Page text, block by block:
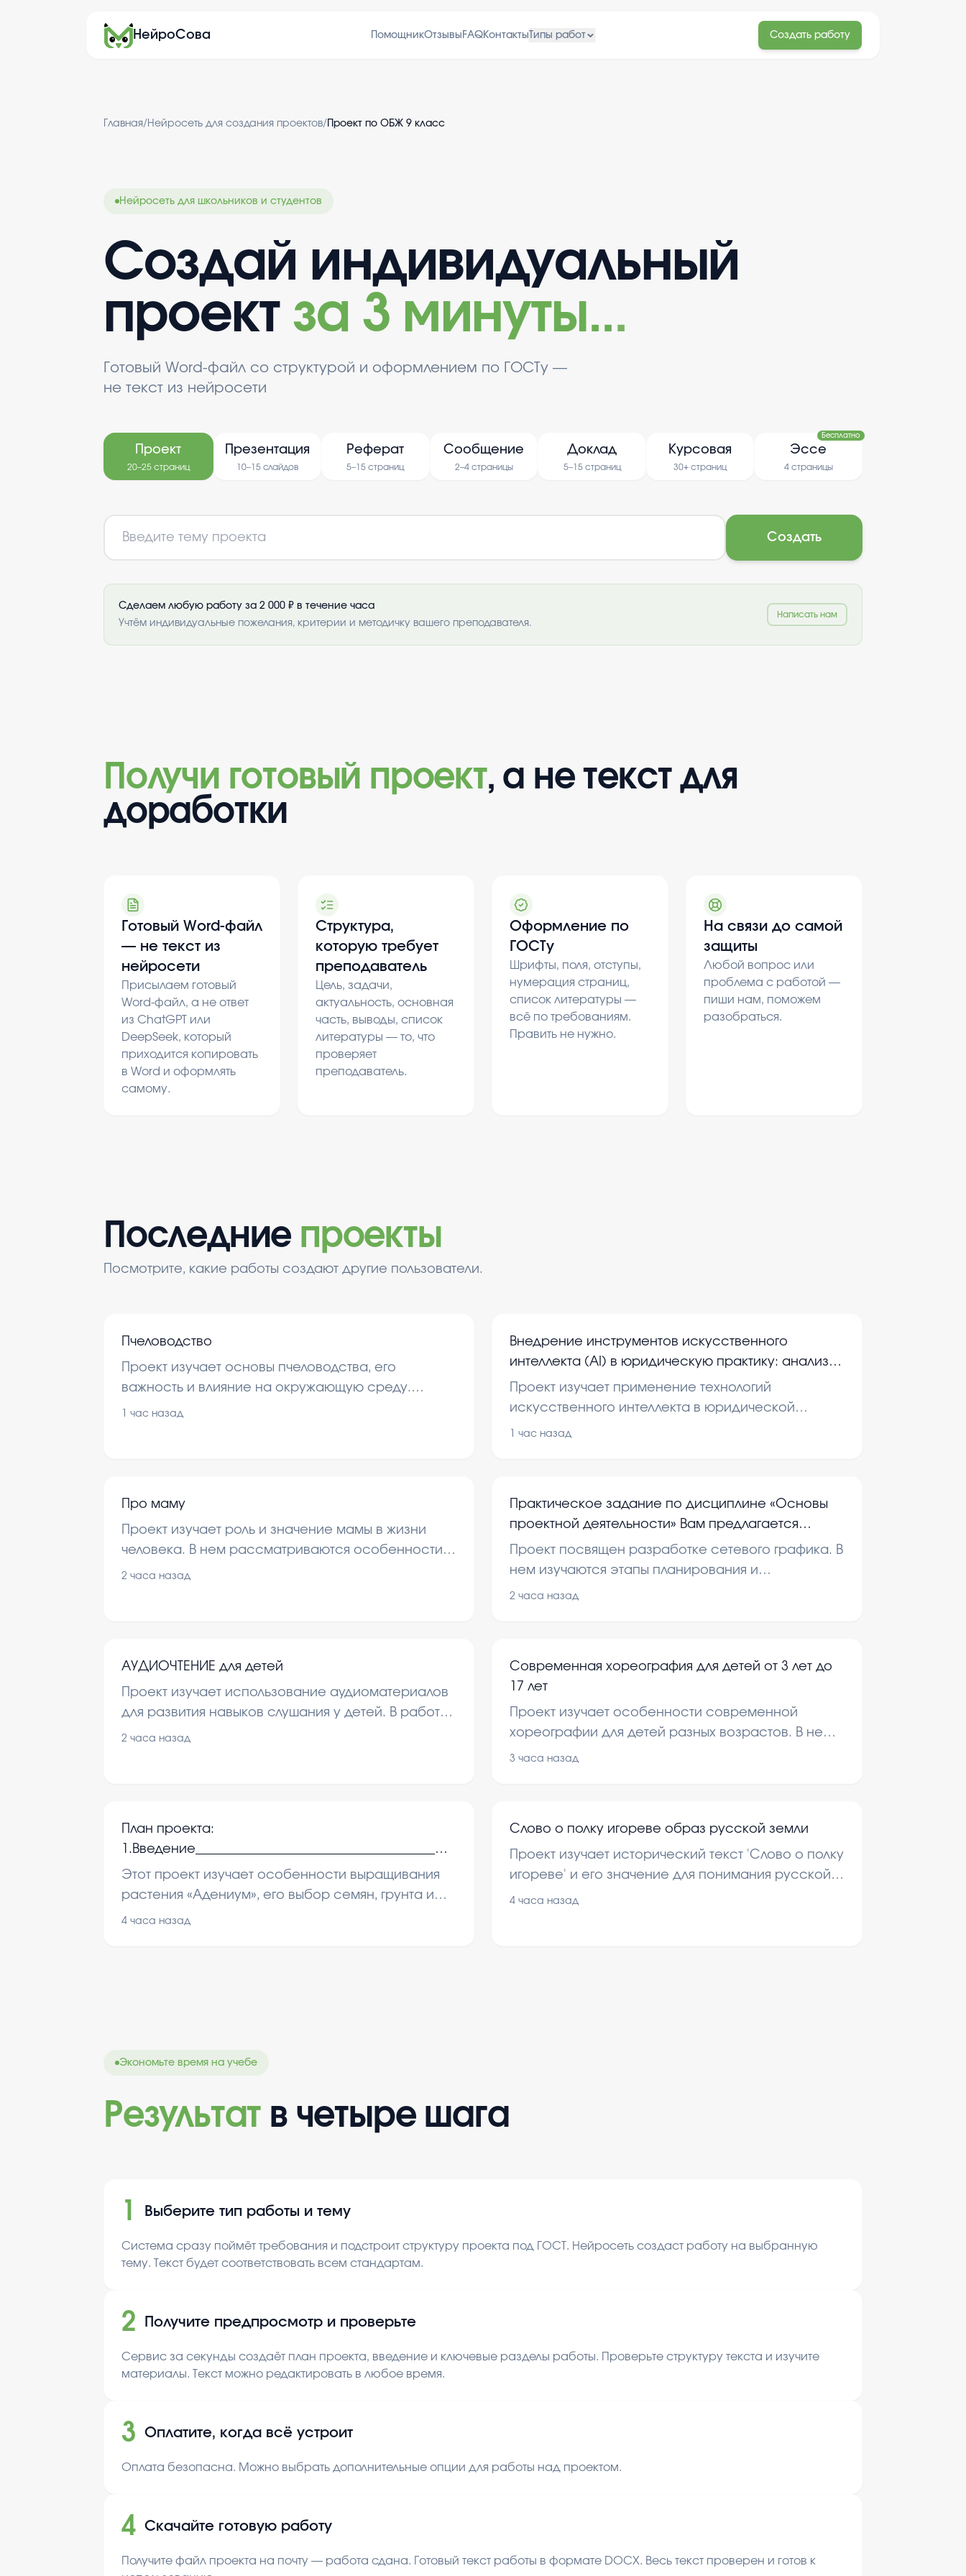
НейроСова ПомощникОтзывы FAQКонтакты Типы работ Создать работу
Главная/ Нейросеть для создания проектов/ Проект по ОБЖ 9 класс
Нейросеть для школьников и студентов
Создай индивидуальный
проект за 3 минуты...
Готовый Word-файл со структурой и оформлением по ГОСТу —
не текст из нейросети
Проект
20–25 страниц
Презентация
10–15 слайдов
Реферат
5–15 страниц
Сообщение
2–4 страницы
Доклад
5–15 страниц
Курсовая
30+ страниц
Эссе
4 страницы
Бесплатно
Создать
Сделаем любую работу за 2 000 ₽ в течение часа
Учтём индивидуальные пожелания, критерии и методичку вашего преподавателя.
Написать нам
Получи готовый проект, а не текст для
доработки
Готовый Word-файл
— не текст из
нейросети
Присылаем готовый
Word-файл, а не ответ
из ChatGPT или
DeepSeek, который
приходится копировать
в Word и оформлять
самому.
Структура,
которую требует
преподаватель
Цель, задачи,
актуальность, основная
часть, выводы, список
литературы — то, что
проверяет
преподаватель.
Оформление по
ГОСТу
Шрифты, поля, отступы,
нумерация страниц,
список литературы —
всё по требованиям.
Править не нужно.
На связи до самой
защиты
Любой вопрос или
проблема с работой —
пиши нам, поможем
разобраться.
Последние проекты
Посмотрите, какие работы создают другие пользователи.
Пчеловодство
Проект изучает основы пчеловодства, его
важность и влияние на окружающую среду.
Рассматриваются методы ухода за пчелами и их
1 час назад
Внедрение инструментов искусственного
интеллекта (AI) в юридическую практику: анализ
правового регулирования, рисков и оптимизация
документооборота
Проект изучает применение технологий
искусственного интеллекта в юридической
сфере. В нем рассматриваются правовые
1 час назад
Про маму
Проект изучает роль и значение мамы в жизни
человека. В нем рассматриваются особенности
материнской любви и заботы.
2 часа назад
Практическое задание по дисциплине «Основы
проектной деятельности» Вам предлагается
разработать сетевой график проекта. Раздел
1.Опишите проект, который Вы запланировали
Проект посвящен разработке сетевого графика. В
нем изучаются этапы планирования и
организации проекта.
2 часа назад
АУДИОЧТЕНИЕ для детей
Проект изучает использование аудиоматериалов
для развития навыков слушания у детей. В работе
рассматриваются методы обучения и влияние
2 часа назад
Современная хореография для детей от 3 лет до
17 лет
Проект изучает особенности современной
хореографии для детей разных возрастов. В нем
рассматриваются основные стили, методы
3 часа назад
План проекта:
1.Введение_____________________________________
2.Пустынная роза - «Адениум»_____________________
3.Выбор семян и грунта__________________________
Этот проект изучает особенности выращивания
растения «Адениум», его выбор семян, грунта и
создание условий для успешного выращивания.
4 часа назад
Слово о полку игореве образ русской земли
Проект изучает исторический текст 'Слово о полку
игореве' и его значение для понимания русской
земли. В нем рассматриваются основные идеи и
4 часа назад
Экономьте время на учебе
Результат в четыре шага
1 Выберите тип работы и тему
Система сразу поймёт требования и подстроит структуру проекта под ГОСТ. Нейросеть создаст работу на выбранную
тему. Текст будет соответствовать всем стандартам.
2 Получите предпросмотр и проверьте
Сервис за секунды создаёт план проекта, введение и ключевые разделы работы. Проверьте структуру текста и изучите
материалы. Текст можно редактировать в любое время.
3 Оплатите, когда всё устроит
Оплата безопасна. Можно выбрать дополнительные опции для работы над проектом.
4 Скачайте готовую работу
Получите файл проекта на почту — работа сдана. Готовый текст работы в формате DOCX. Весь текст проверен и готов к